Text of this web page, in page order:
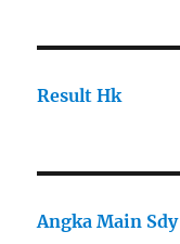
Result Hk
Angka Main Sdy